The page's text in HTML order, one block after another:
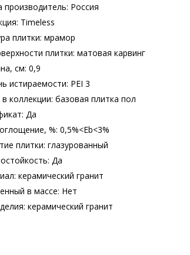
производитель: Россия
Timeless
плитки: мрамор
плитки: матовая карвинг
см: 0,9
истираемости: PEI 3
коллекции: базовая плитка пол
Да
%: 0,5%<Eb<3%
плитки: глазурованный
Да
керамический гранит
в массе: Нет
керамический гранит